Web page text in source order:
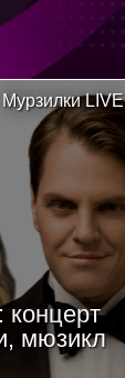
мюзикл
Мурзилки LIVE